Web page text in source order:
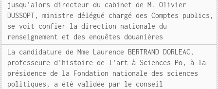
jusqu'alors directeur du cabinet de M. Olivier
DUSSOPT, ministre délégué chargé des Comptes publics,
se voit confier la direction nationale du
renseignement et des enquêtes douanières
La candidature de Mme Laurence BERTRAND DORLEAC,
professeure d'histoire de l'art à Sciences Po, à la
présidence de la Fondation nationale des sciences
politiques, a été validée par le conseil